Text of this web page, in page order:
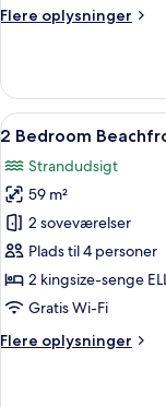
Flere oplysninger
Flere
villa
2
Indlæs
alle
billeder
af
2
Bedroom
Beachfront
Villa
13
2 Bedroom
Strandudsigt
59 m²
2 soveværelser
Plads til 4 personer
2 kingsize-senge
Gratis Wi-Fi
Flere oplysninger
Flere